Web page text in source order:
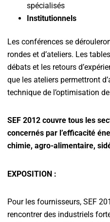
spécialisés
Institutionnels
Les conférences se
rondes et d’ateliers. Les
débats et les retours
que les ateliers permettront
technique de l’optimisation
SEF 2012 couvre tous les
concernés par l’efficacité
chimie, agro-alimentaire,
EXPOSITION :
Pour les fournisseurs, SEF
rencontrer des industriels